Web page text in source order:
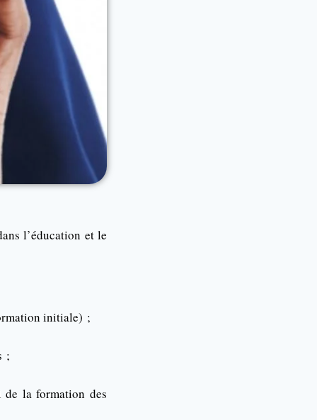
l’éducation et le
initiale) ;
;
de la formation des